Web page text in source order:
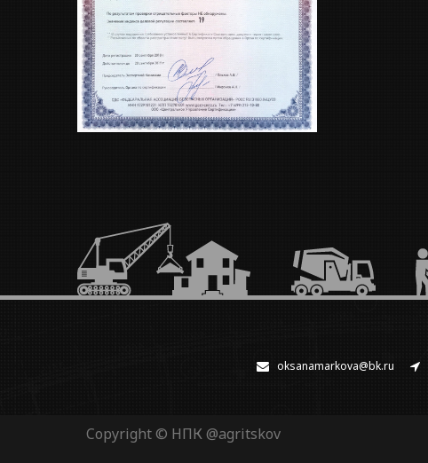
oksanamarkova@bk.ru
Copyright © НПК@agritskov